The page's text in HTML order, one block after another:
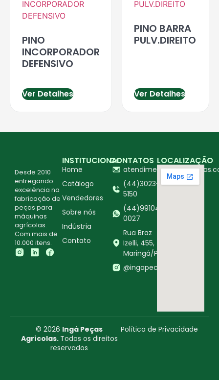
PINO
INCORPORADOR
DEFENSIVO
Ver Detalhes
PINO BARRA
PULV.DIREITO
Ver Detalhes
Desde 2010
entregando
excelência na
fabricação de
peças para
máquinas
agrícolas.
Com mais de
10.000 itens.
INSTITUCIONAL
Home
Catálogo
Vendedores
Sobre nós
Indústria
Contato
CONTATOS
(44)3023-
5150
(44)99104-
0027
Rua Braz
Izelli, 455,
Maringá/PR
@ingapecasagricolas
LOCALIZAÇÃO
© 2026 Ingá Peças
Agrícolas. Todos os direitos
reservados
Política de Privacidade